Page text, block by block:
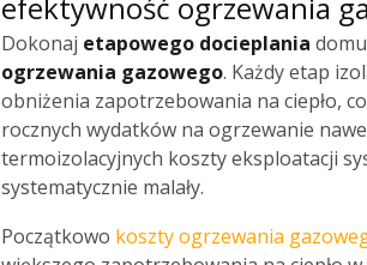
Dokonaj etapowego docieplania
ogrzewania gazowego. Każdy etap
obniżenia zapotrzebowania na ciepło,
rocznych wydatków na ogrzewanie
termoizolacyjnych koszty eksploatacji
systematycznie malały.
Początkowo koszty ogrzewania